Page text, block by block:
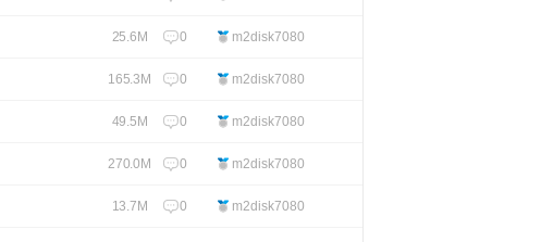
25.6M 0 m2disk7080
165.3M 0 m2disk7080
49.5M 0 m2disk7080
270.0M 0 m2disk7080
13.7M 0 m2disk7080